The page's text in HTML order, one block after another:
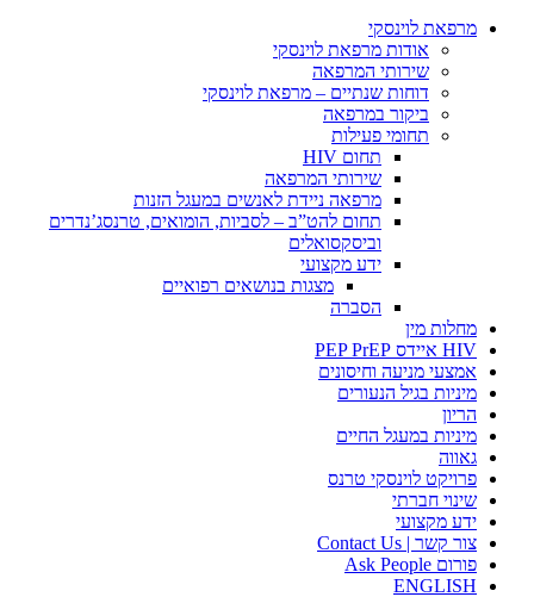
מרפאת לוינסקי
אודות מרפאת לוינסקי
שירותי המרפאה
דוחות שנתיים – מרפאת לוינסקי
ביקור במרפאה
תחומי פעילות
תחום HIV
שירותי המרפאה
מרפאה ניידת לאנשים במעגל הזנות
תחום להט”ב – לסביות, הומואים, טרנסג’נדרים
וביסקסואלים
ידע מקצועי
מצגות בנושאים רפואיים
הסברה
מחלות מין
HIV איידס PEP PrEP
אמצעי מניעה וחיסונים
מיניות בגיל הנעורים
הריון
מיניות במעגל החיים
גאווה
פרויקט לוינסקי טרנס
שינוי חברתי
ידע מקצועי
צור קשר | Contact Us
פורום Ask People
ENGLISH